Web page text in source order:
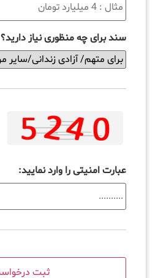
سند برای چه منظوری نیاز دارید؟
عبارت امنیتی را وارد نمایید: